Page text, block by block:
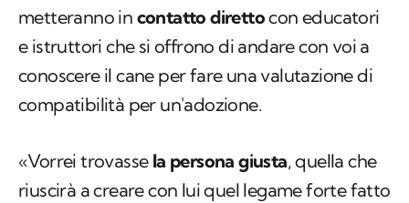
metteranno in contatto direttocon educatori
e istruttori che si offrono di andare con voi a
conoscere il cane per fare una valutazione di
compatibilità per un'adozione.
«Vorrei trovasse la persona giusta, quella che
riuscirà a creare con lui quel legame forte fatto